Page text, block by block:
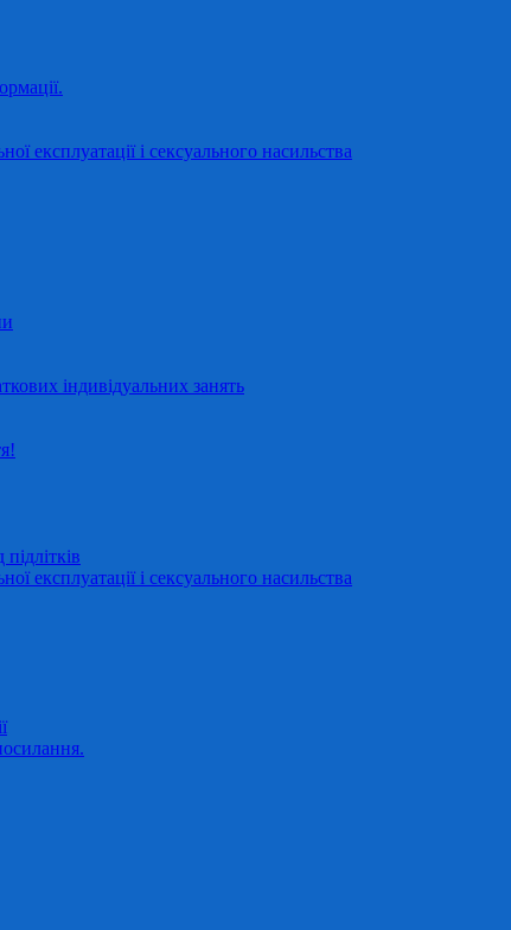
експлуатації і сексуального насильства
індивідуальних занять
експлуатації і сексуального насильства